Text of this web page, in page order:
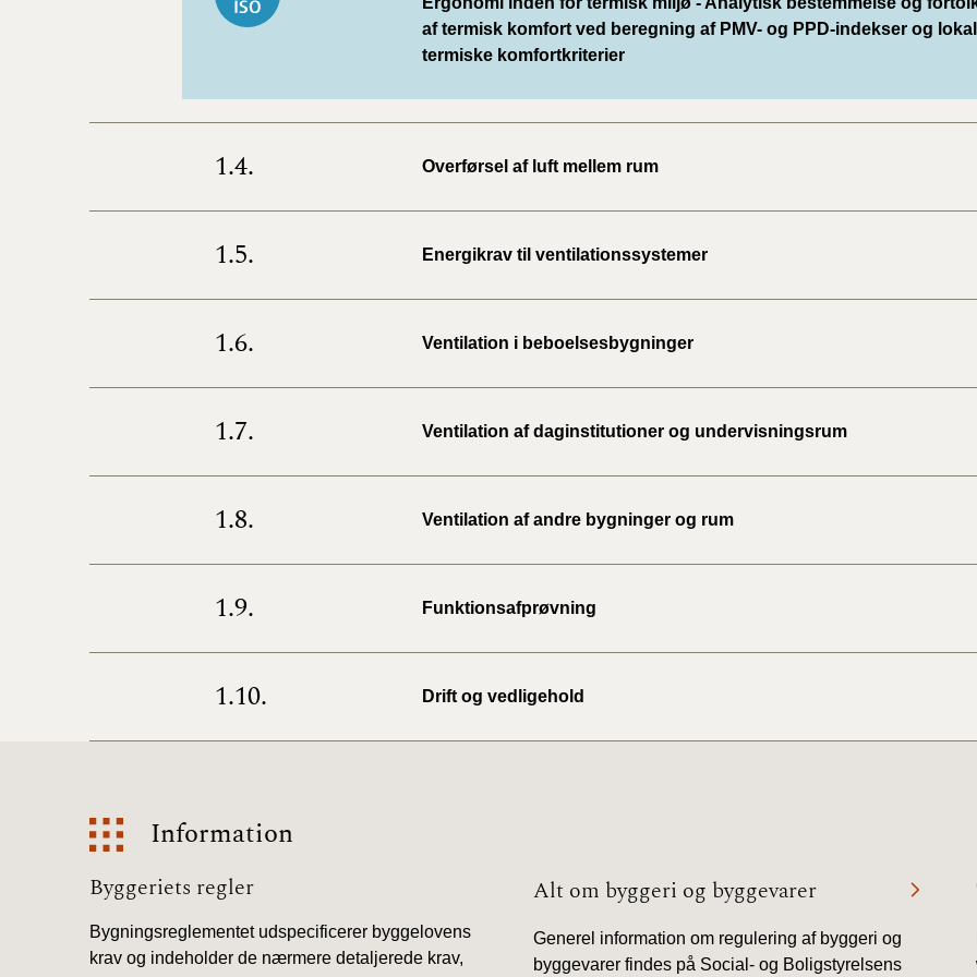
af termisk komfort ved beregning af PMV- og PPD-indekser og
termiske komfortkriterier
1.4. Overførsel af luft mellem rum
1.5. Energikrav til ventilationssystemer
1.6. Ventilation i beboelsesbygninger
1.7. Ventilation af daginstitutioner og undervisningsrum
1.8. Ventilation af andre bygninger og rum
1.9. Funktionsafprøvning
1.10. Drift og vedligehold
Information
Information
Byggeriets regler
Bygningsreglementet udspecificerer byggelovens
krav og indeholder de nærmere detaljerede krav,
Alt om byggeri og byggevarer
Generel information om regulering af byggeri og
byggevarer findes på Social- og Boligstyrelsens